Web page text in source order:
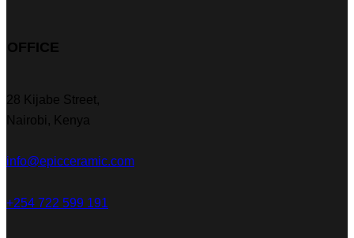
OFFICE
28 Kijabe Street,
Nairobi, Kenya
info@epicceramic.com
+254 722 599 191